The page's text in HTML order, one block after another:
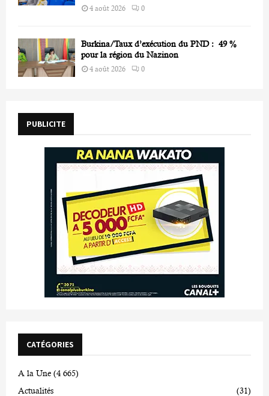
4 août 2026 0
Burkina/Taux d’exécution du PND : 49 %
pour la région du Nazinon
4 août 2026 0
PUBLICITE
CATÉGORIES
A la Une (4 665)
Actualités
(31)